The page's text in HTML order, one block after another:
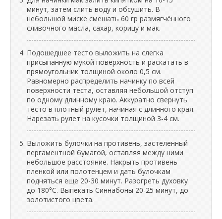
минут, затем слить воду и обсушить. В
небольшой миске смешать 60 гр размягчённого
сливочного масла, сахар, корицу и мак.
Подошедшее тесто выложить на слегка
присыпанную мукой поверхность и раскатать в
прямоугольник толщиной около 0,5 см.
Равномерно распределить начинку по всей
поверхности теста, оставляя небольшой отступ
по одному длинному краю. Аккуратно свернуть
тесто в плотный рулет, начиная с длинного края.
Нарезать рулет на кусочки толщиной 3-4 см.
Выложить булочки на противень, застеленный
пергаментной бумагой, оставляя между ними
небольшое расстояние. Накрыть противень
пленкой или полотенцем и дать булочкам
подняться еще 20-30 минут. Разогреть духовку
до 180°C. Выпекать Синнабоны 20-25 минут, до
золотистого цвета.